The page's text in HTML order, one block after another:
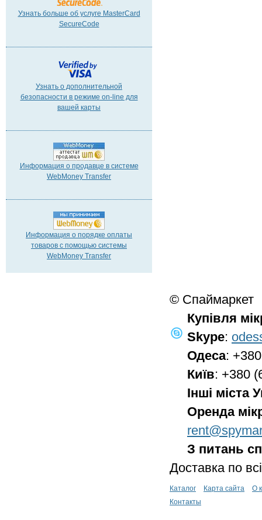
Узнать больше об услуге MasterCard
SecureCode
Узнать о дополнительной
безопасности в режиме on-line для
вашей карты
Информация о продавце в системе
WebMoney Transfer
Информация о порядке оплаты
товаров с помощью системы
WebMoney Transfer
© Спаймаркет
Купівля
Skype:
Одеса:
Київ: +380
Інші міста
Оренда
З питань
Доставка по
Каталог Карта сайта
О
Контакты